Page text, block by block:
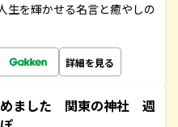
生を輝かせる名言と癒やしの
詳細を見る
めました 関東の神社 週